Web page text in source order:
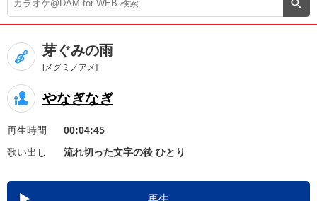
カラオケ＠DAM
ユーザー検索
キャンペーン
お知らせ よくあるご質問
DAMの新曲・ランキングなど
カラオケ最新情報をチェック！
芽ぐみの雨
[メグミノアメ]
やなぎなぎ
再生時間
00:04:45
歌い出し
流れ切った文字の後 ひとり
再生